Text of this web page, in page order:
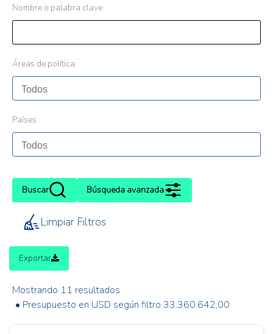
Nombre o palabra clave
Áreas de política
Países
Buscar Búsqueda avanzada
Limpiar Filtros
Exportar
Mostrando 11 resultados
• Presupuesto en USD según filtro 33.360.642,00